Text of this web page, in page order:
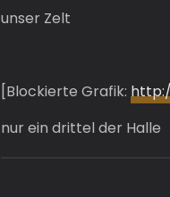
unser Zelt
[Blockierte Grafik:
nur ein drittel der Halle